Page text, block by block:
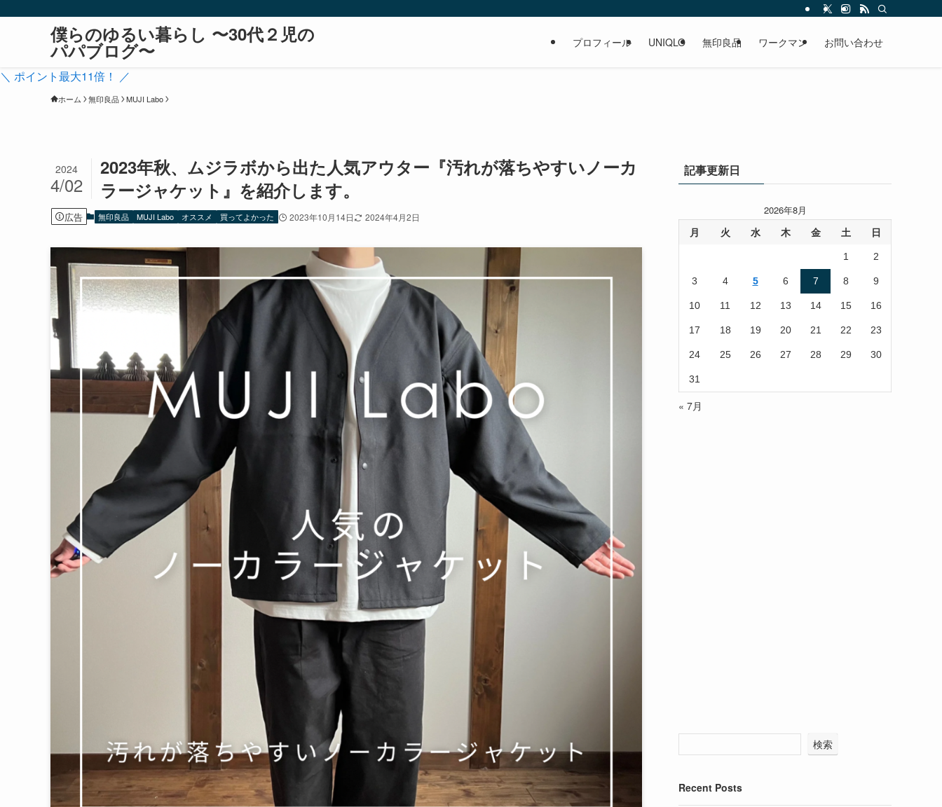
僕らのゆるい暮らし 〜30代２児の
パパブログ〜 プロフィール UNIQLO 無印良品 ワークマン お問い合わせ
＼ ポイント最大11倍！ ／
ホーム 無印良品 MUJI Labo
2023年秋、ムジラボから出た人気アウター『汚れが落ちやすいノーカ
ラージャケット』を紹介します。
2024
4/02
広告 無印良品 MUJI Labo オススメ 買ってよかった 2023年10月14日 2024年4月2日
記事更新日
2026年8月
月 火 水 木 金 土 日
1 2
3 4 5 6 7 8 9
10 11 12 13 14 15 16
17 18 19 20 21 22 23
24 25 26 27 28 29 30
31
« 7月
検索
Recent Posts